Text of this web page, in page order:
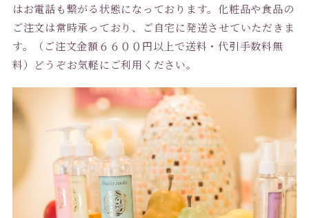
はお電話も繋がる状態になっております。化粧品や食品の
ご注文は常時承っており、ご自宅に発送させていただきま
す。（ご注文金額６６００円以上で送料・代引手数料無
料）どうぞお気軽にご利用ください。